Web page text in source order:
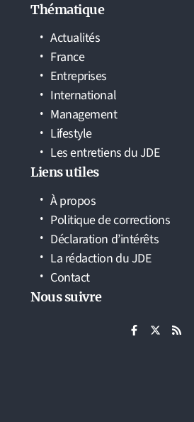
Thématique
Actualités
France
Entreprises
International
Management
Lifestyle
Les entretiens du JDE
Liens utiles
À propos
Politique de corrections
Déclaration d’intérêts
La rédaction du JDE
Contact
Nous suivre